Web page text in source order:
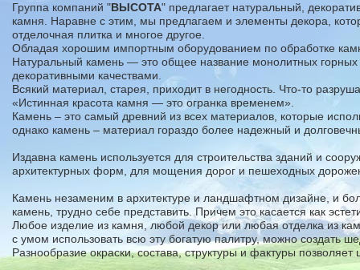
Группа компаний "ВЫСОТА" предлагает натуральный,
камня. Наравне с этим, мы предлагаем и элементы декора,
отделочная плитка и многое другое.
Обладая хорошим импортным оборудованием по обработке
Натуральный камень — это общее название монолитных
декоративными качествами.
Всякий материал, старея, приходит в негодность. Что-то
«Истинная красота камня — это огранка временем».
Камень – это самый древний из всех материалов, которые
однако камень – материал гораздо более надежный и
Издавна камень используется для строительства зданий и
архитектурных форм, для мощения дорог и пешеходных
Камень незаменим в архитектуре и ландшафтном дизайне, и
камень, трудно себе представить. Причем это касается как
Любое изделие из камня, любой декор или любая отделка из
с умом использовать всю эту богатую палитру, можно создать
Разнообразие окраски, состава, структуры и фактуры